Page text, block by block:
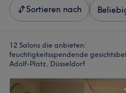
Sortieren nach
12 Salons die anbieten:
feuchtigkeitsspendende
Adolf-Platz, Düsseldorf